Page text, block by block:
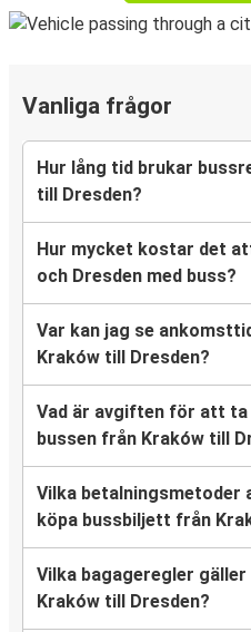
Vanliga frågor
Hur lång tid brukar
till Dresden?
Hur mycket kostar det
och Dresden med buss?
Var kan jag se
Kraków till Dresden?
Vad är avgiften för att ta
bussen från Kraków till
Vilka
köpa bussbiljett från
Vilka bagageregler
Kraków till Dresden?